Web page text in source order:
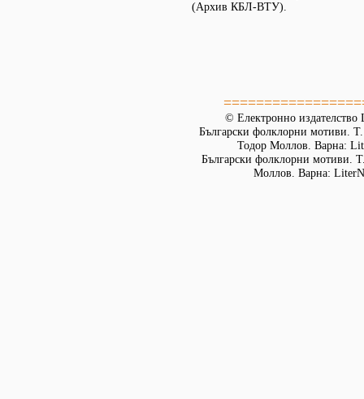
(Архив КБЛ-ВТУ).
© Електронно издателство
Български фолклорни мотиви.
Тодор Моллов. Варна:
Български фолклорни мотиви.
Моллов. Варна: